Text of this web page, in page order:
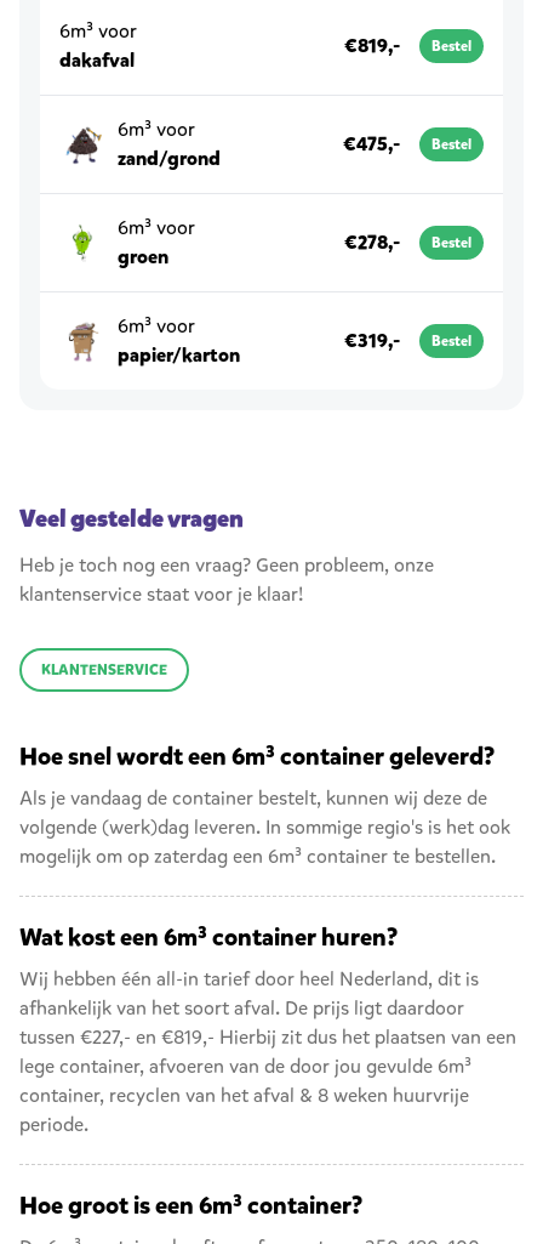
6m³ voor
dakafval
€819,- Bestel
6m³ voor
zand/grond
€475,- Bestel
6m³ voor
groen
€278,- Bestel
6m³ voor
papier/karton
€319,- Bestel
Veel gestelde vragen
Heb je toch nog een vraag? Geen probleem, onze
klantenservice staat voor je klaar!
KLANTENSERVICE
Hoe snel wordt een 6m³ container geleverd?
Als je vandaag de container bestelt, kunnen wij deze de
volgende (werk)dag leveren. In sommige regio's is het ook
mogelijk om op zaterdag een 6m³ container te bestellen.
Wat kost een 6m³ container huren?
Wij hebben één all-in tarief door heel Nederland, dit is
afhankelijk van het soort afval. De prijs ligt daardoor
tussen €227,- en €819,- Hierbij zit dus het plaatsen van een
lege container, afvoeren van de door jou gevulde 6m³
container, recyclen van het afval & 8 weken huurvrije
periode.
Hoe groot is een 6m³ container?